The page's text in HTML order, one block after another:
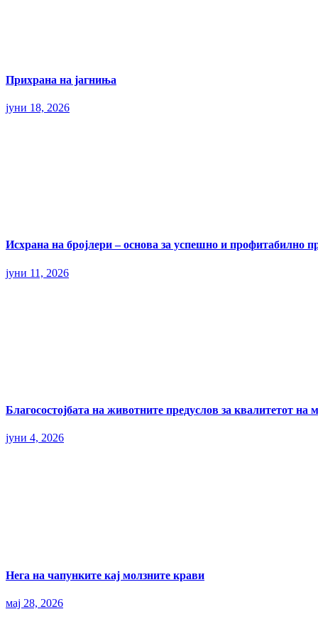
Прихрана на јагниња
јуни 18, 2026
Исхрана на бројлери – основа за успешно и профитабилно
јуни 11, 2026
Благосостојбата на животните предуслов за квалитетот на
јуни 4, 2026
Нега на чапунките кај молзните крави
мај 28, 2026